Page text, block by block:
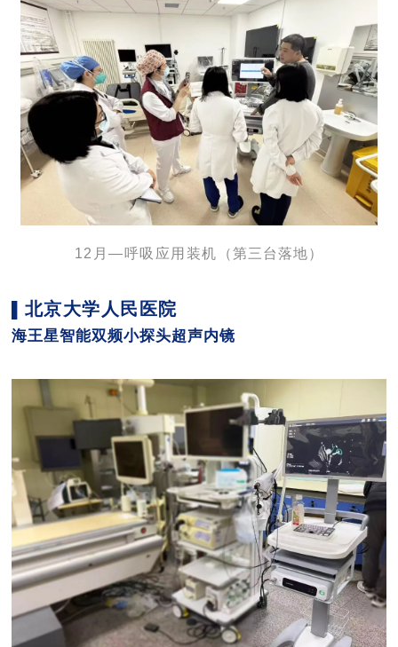
12月—呼吸应用装机 （第三台落地）
北京大学人民医院
海王星智能双频小探头超声内镜